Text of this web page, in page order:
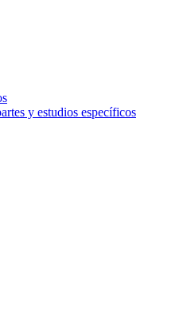
y estudios específicos